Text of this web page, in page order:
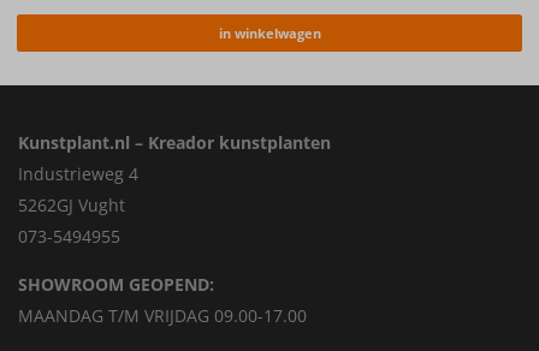
in winkelwagen
Kunstplant.nl – Kreador kunstplanten
Industrieweg 4
5262GJ Vught
073-5494955
SHOWROOM GEOPEND:
MAANDAG T/M VRIJDAG 09.00-17.00